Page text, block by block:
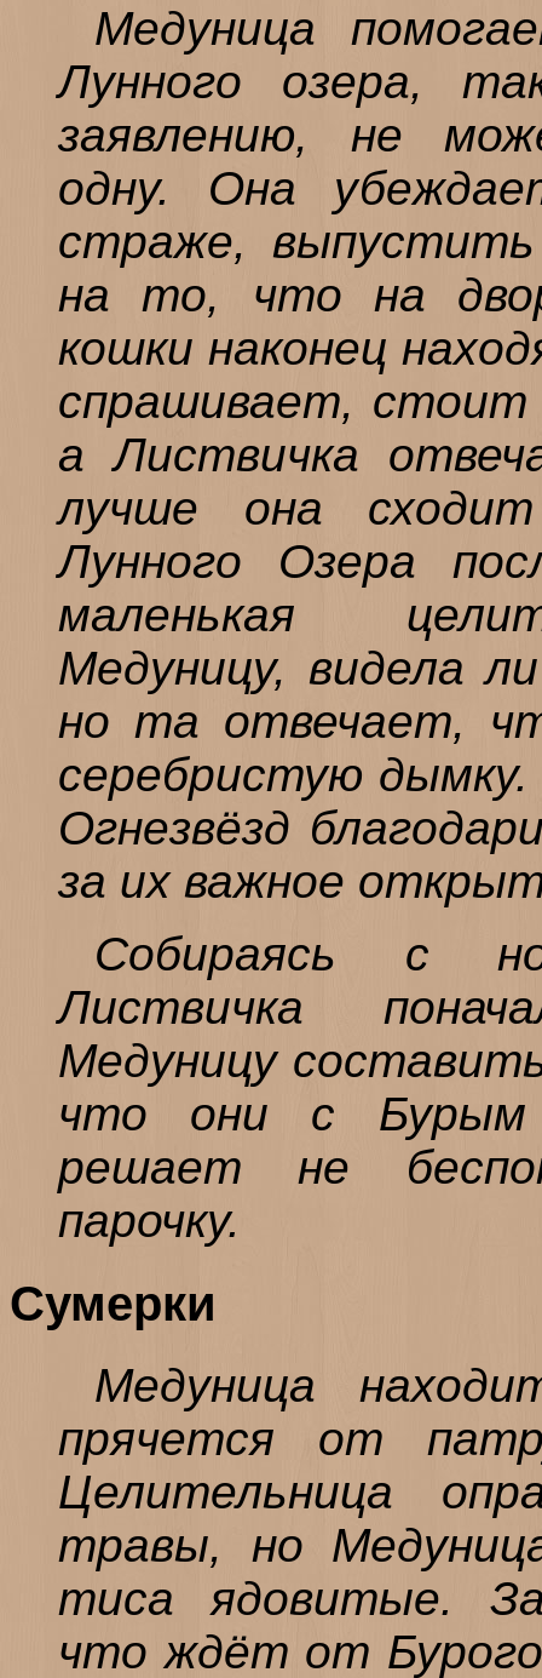
Медуница
Лунного озера,
заявлению, не
одну. Она
страже,
на то, что на
кошки наконец
спрашивает, стоит
а Листвичка
лучше она
Лунного Озера
маленькая
Медуницу, видела
но та отвечает,
серебристую
Огнезвёзд
за их важное
Собираясь с
Листвичка
Медуницу
что они с Бурым
решает не
парочку.
Сумерки
Медуница
прячется от
Целительница
травы, но
тиса ядовитые.
что ждёт от